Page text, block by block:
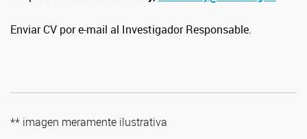
Enviar CV por e-mail al Investigador Responsable.
** imagen meramente ilustrativa